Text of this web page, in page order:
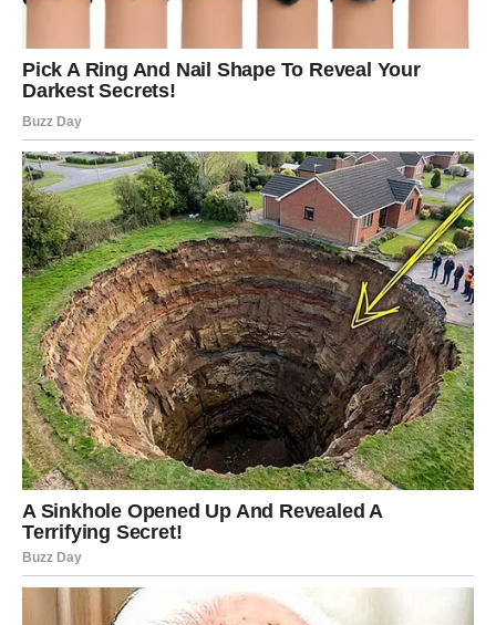
Približavanje sedmom desetljeću života donosi jedinstveni
oblik slobode i uvida. Ovo razdoblje označava fazu u kojoj
žena više nije prisiljena tražiti odobravanje drugih, pokazati
svoju vrijednost ili izraziti žaljenje zbog svog identiteta.